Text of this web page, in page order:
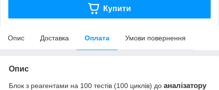
Купити
Опис Доставка Оплата Умови повернення
Опис
Блок з реагентами на 100 тестів (100 циклів) до аналізатору